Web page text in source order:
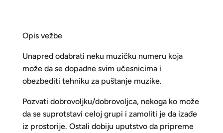
Opis vežbe
Unapred odabrati neku muzičku numeru koja
može da se dopadne svim učesnicima i
obezbediti tehniku za puštanje muzike.
Pozvati dobrovoljku/dobrovoljca, nekoga ko može
da se suprotstavi celoj grupi i zamoliti je da izađe
iz prostorije. Ostali dobiju uputstvo da pripreme